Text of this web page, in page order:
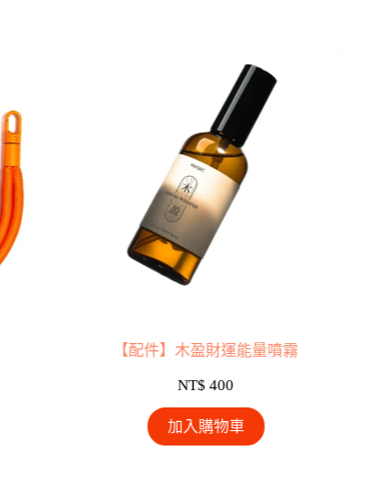
【配件】木盈財運能量噴霧
NT$ 400
加入購物車